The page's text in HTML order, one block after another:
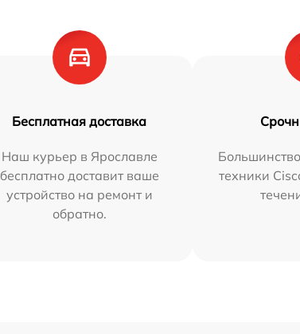
Бесплатная доставка
Наш курьер в Ярославле
бесплатно доставит ваше
устройство на ремонт и
обратно.
техники